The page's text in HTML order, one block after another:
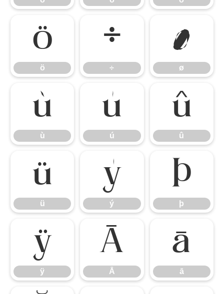
ö
ö
÷
÷
ø
ø
ù
ù
ú
ú
û
û
ü
ü
ý
ý
þ
þ
ÿ
ÿ
Ā
Ā
ā
ā